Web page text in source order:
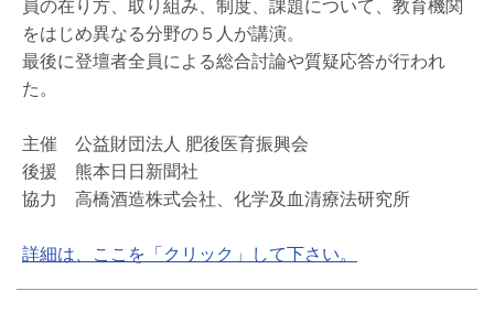
をはじめ異なる分野の５人が講演。
最後に登壇者全員による総合討論や質疑応答が行われ
た。
主催 公益財団法人 肥後医育振興会
後援 熊本日日新聞社
協力 高橋酒造株式会社、化学及血清療法研究所
詳細は、ここを「クリック」して下さい。